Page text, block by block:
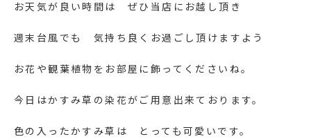
お天気が良い時間は ぜひ当店にお越し頂き
週末台風でも 気持ち良くお過ごし頂けますよう
お花や観葉植物をお部屋に飾ってくださいね。
今日はかすみ草の染花がご用意出来ております。
色の入ったかすみ草は とっても可愛いです。